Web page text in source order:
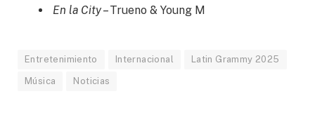
En la City– Trueno & Young M
Entretenimiento Internacional Latin Grammy 2025
Música Noticias